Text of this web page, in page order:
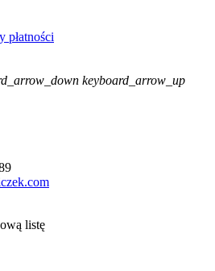
płatności
keyboard_arrow_up
listę